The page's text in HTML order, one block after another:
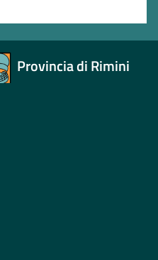
Provincia di Rimini